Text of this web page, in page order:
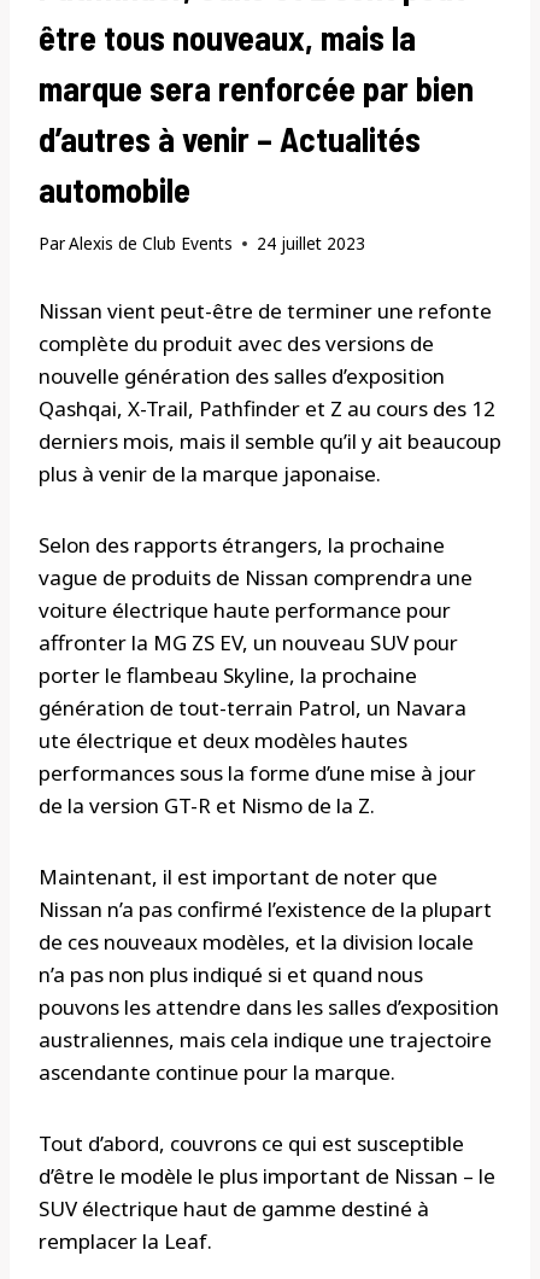
être tous nouveaux, mais la
marque sera renforcée par bien
d’autres à venir – Actualités
automobile
ParAlexis de Club Events 24 juillet 2023
Nissan vient peut-être de terminer une refonte
complète du produit avec des versions de
nouvelle génération des salles d’exposition
Qashqai, X-Trail, Pathfinder et Z au cours des 12
derniers mois, mais il semble qu’il y ait beaucoup
plus à venir de la marque japonaise.
Selon des rapports étrangers, la prochaine
vague de produits de Nissan comprendra une
voiture électrique haute performance pour
affronter la MG ZS EV, un nouveau SUV pour
porter le flambeau Skyline, la prochaine
génération de tout-terrain Patrol, un Navara
ute électrique et deux modèles hautes
performances sous la forme d’une mise à jour
de la version GT-R et Nismo de la Z.
Maintenant, il est important de noter que
Nissan n’a pas confirmé l’existence de la plupart
de ces nouveaux modèles, et la division locale
n’a pas non plus indiqué si et quand nous
pouvons les attendre dans les salles d’exposition
australiennes, mais cela indique une trajectoire
ascendante continue pour la marque.
Tout d’abord, couvrons ce qui est susceptible
d’être le modèle le plus important de Nissan – le
SUV électrique haut de gamme destiné à
remplacer la Leaf.